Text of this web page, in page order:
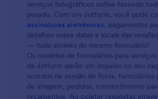
serviços fotográficos online fazendo
pesado. Com um Jotform, você pode
assinaturas eletrônicas, pagamentos
detalhes sobre datas e locais das
— tudo através do mesmo formulário!
Os modelos de formulários para
da Jotform darão um impulso no seu
acordos de sessão de fotos, formulários
de imagem, pedidos, consentimento
orçamentos. Ao coletar respostas